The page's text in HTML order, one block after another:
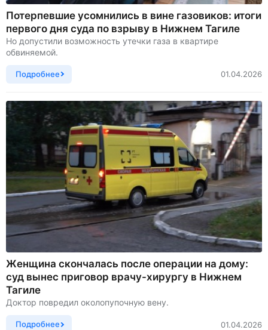
Потерпевшие усомнились в вине газовиков: итоги
первого дня суда по взрыву в Нижнем Тагиле
Но допустили возможность утечки газа в квартире
обвиняемой.
Подробнее 01.04.2026
Женщина скончалась после операции на дому:
суд вынес приговор врачу-хирургу в Нижнем
Тагиле
Доктор повредил околопупочную вену.
Подробнее 01.04.2026